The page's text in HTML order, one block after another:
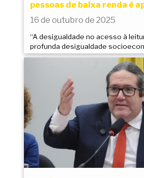
pessoas de baixa renda é
16 de outubro de 2025
“A desigualdade no acesso à
profunda desigualdade